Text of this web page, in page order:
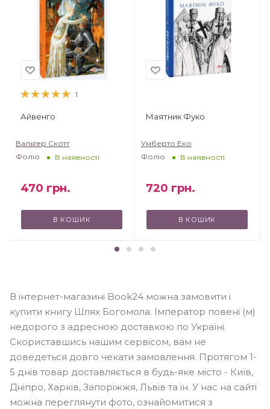
1
Айвенго
Вальтер Скотт
Фоліо
В наявності
470 грн.
В КОШИК
Маятник Фуко
Умберто Еко
Фоліо
В наявності
720 грн.
В КОШИК
В інтернет-магазині Book24 можна замовити і
купити книгу Шлях Богомола. Імператор повені (м)
недорого з адресною доставкою по Україні.
Скориставшись нашим сервісом, вам не
доведеться довго чекати замовлення. Протягом 1-
5 днів товар доставляється в будь-яке місто - Київ,
Дніпро, Харків, Запоріжжя, Львів та ін. У нас на сайті
можна переглянути фото, ознайомитися з